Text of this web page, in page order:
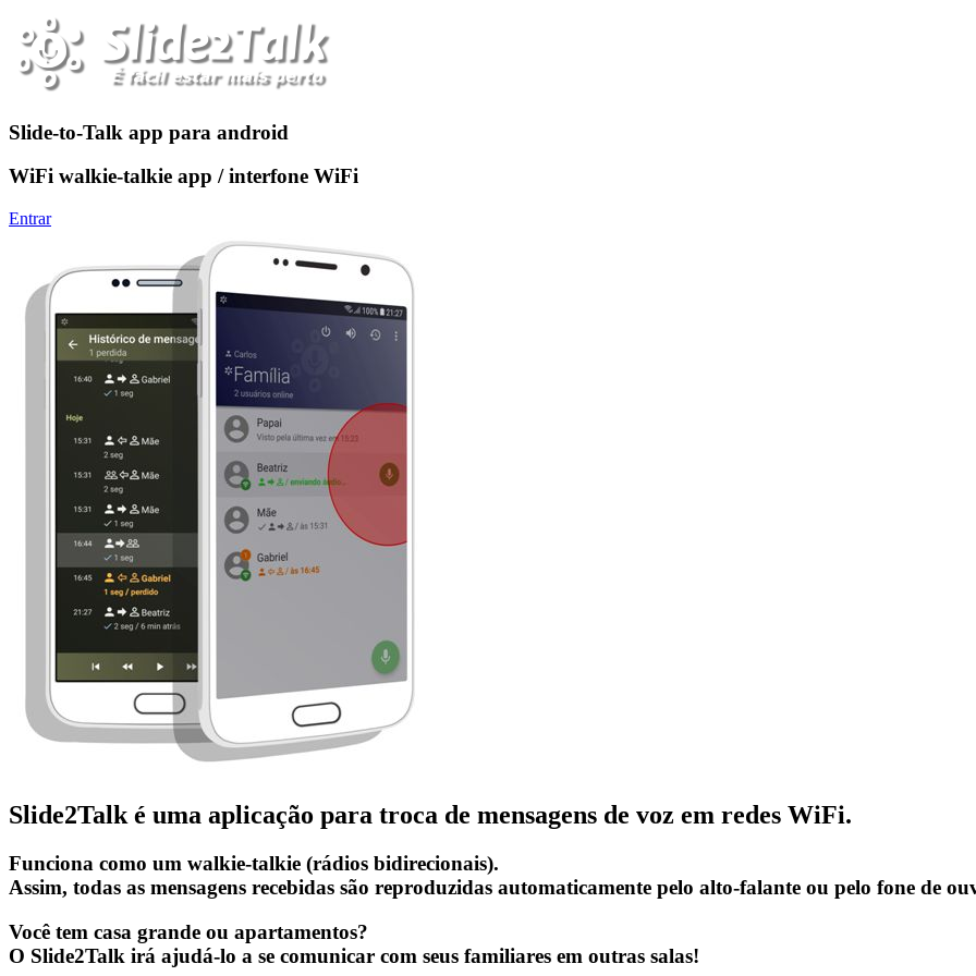
Slide-to-Talk app para android
WiFi walkie-talkie app / interfone WiFi
Entrar
Slide2Talk é uma aplicação para troca de mensagens de voz em redes WiFi.
Funciona como um walkie-talkie (rádios bidirecionais).
Assim, todas as mensagens recebidas são reproduzidas automaticamente pelo alto-falante ou pelo fone de
Você tem casa grande ou apartamentos?
O Slide2Talk irá ajudá-lo a se comunicar com seus familiares em outras salas!